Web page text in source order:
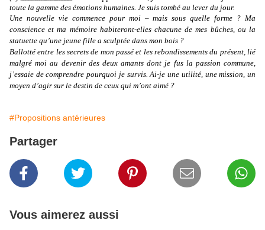
toute la gamme des émotions humaines. Je suis tombé au lever du jour.
Une nouvelle vie commence pour moi – mais sous quelle forme ? Ma
conscience et ma mémoire habiteront-elles chacune de mes bûches, ou la
statuette qu’une jeune fille a sculptée dans mon bois ?
Ballotté entre les secrets de mon passé et les rebondissements du présent, lié
malgré moi au devenir des deux amants dont je fus la passion commune,
j’essaie de comprendre pourquoi je survis. Ai-je une utilité, une mission, un
moyen d’agir sur le destin de ceux qui m’ont aimé ?
#Propositions antérieures
Partager
Vous aimerez aussi